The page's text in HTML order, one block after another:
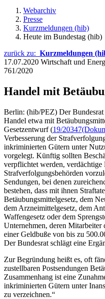
Webarchiv
Presse
Kurzmeldungen (hib)
Heute im Bundestag (hib)
zurück zu: Kurzmeldungen
17.07.2020 Wirtschaft und
761/2020
Handel mit
Berlin: (hib/PEZ) Der
Handel etwa mit
Gesetzentwurf (19/20347
Verbesserung der
inkriminierten Gütern unter
vorgelegt. Künftig sollten
verpflichtet werden, verdächtige
Strafverfolgungsbehörden
Sendungen, bei denen
bestehen, dass mit ihnen
Betäubungsmittelgesetz, dem
dem Arzneimittelgesetz, dem
Waffengesetz oder dem
Unternehmen, deren
einer Geldbuße von bis zu
Der Bundesrat schlägt eine
Zur Begründung heißt es, oft
zustellbaren Postsendungen
Zusammenhang ist eine
inkriminierten Gütern unter
zu verzeichnen.“